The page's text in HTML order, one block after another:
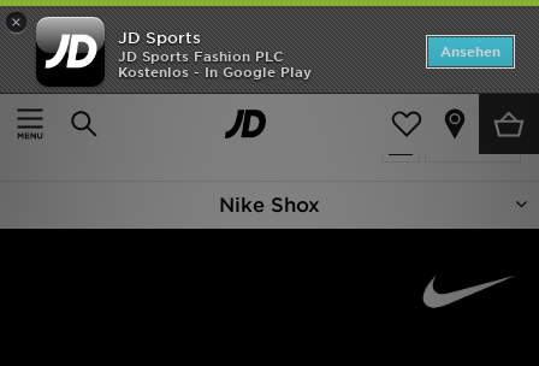
×
JD Sports
JD Sports Fashion PLC
Kostenlos - In Google Play
Ansehen
Home
Nike Shox
Verfeinern
32 Produkte
Nike Shox
ANGEBOTE
Neuheiten